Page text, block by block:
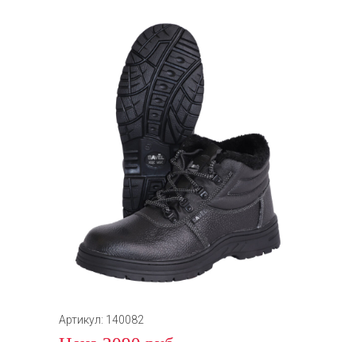
Артикул: 140082